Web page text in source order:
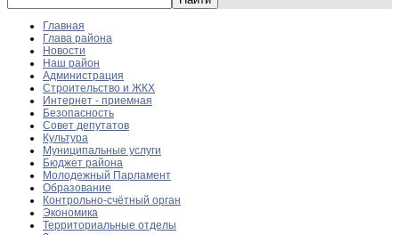
Главная
Глава района
Новости
Наш район
Администрация
Строительство и ЖКХ
Интернет - приемная
Безопасность
Совет депутатов
Культура
Муниципальные услуги
Бюджет района
Молодежный Парламент
Образование
Контрольно-счётный орган
Экономика
Территориальные отделы